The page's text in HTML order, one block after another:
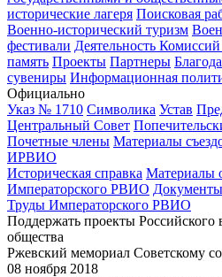
исторические лагеря Поисковая
Военно-исторический туризм
фестивали Деятельность
память Проекты Партнеры
сувениры Информационная
Официально
Указ № 1710 Символика Устав
Центральный Совет
Почетные члены Материалы
ИРВИО
Историческая справка Материалы
Императорского РВИО
Труды Императорского РВИО
Поддержать проекты Российского
общества
Ржевский мемориал Советскому
08 ноября 2018